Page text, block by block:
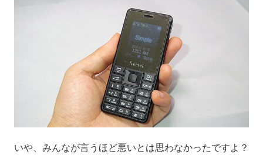
いや、みんなが言うほど悪いとは思わなかったですよ？